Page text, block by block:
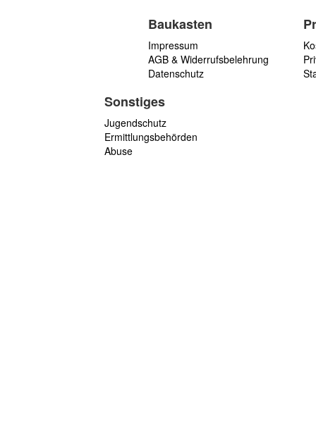
Baukasten
Impressum
AGB & Widerrufsbelehrung
Datenschutz
Sonstiges
Jugendschutz
Ermittlungsbehörden
Abuse